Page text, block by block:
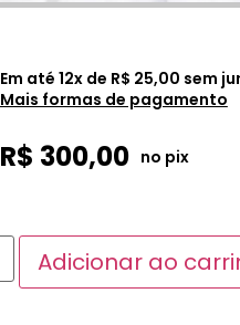
Em até 12x de R$ 25,00 sem
Mais formas de pagamento
R$ 300,00 no pix
Adicionar ao